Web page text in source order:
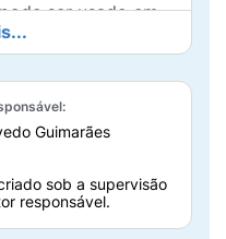
ser usado em
valproico
80mg contém
equivalente a
de alguns
Guimarães
sob a supervisão
responsável.